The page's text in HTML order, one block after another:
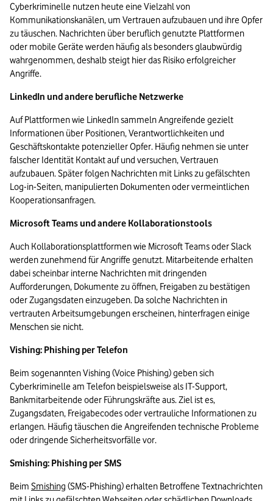
Cyberkriminelle nutzen heute eine Vielzahl von
Kommunikationskanälen, um Vertrauen aufzubauen und ihre Opfer
zu täuschen. Nachrichten über beruflich genutzte Plattformen
oder mobile Geräte werden häufig als besonders glaubwürdig
wahrgenommen, deshalb steigt hier das Risiko erfolgreicher
Angriffe.
LinkedIn und andere berufliche Netzwerke
Auf Plattformen wie LinkedIn sammeln Angreifende gezielt
Informationen über Positionen, Verantwortlichkeiten und
Geschäftskontakte potenzieller Opfer. Häufig nehmen sie unter
falscher Identität Kontakt auf und versuchen, Vertrauen
aufzubauen. Später folgen Nachrichten mit Links zu gefälschten
Log-in-Seiten, manipulierten Dokumenten oder vermeintlichen
Kooperationsanfragen.
Microsoft Teams und andere Kollaborationstools
Auch Kollaborationsplattformen wie Microsoft Teams oder Slack
werden zunehmend für Angriffe genutzt. Mitarbeitende erhalten
dabei scheinbar interne Nachrichten mit dringenden
Aufforderungen, Dokumente zu öffnen, Freigaben zu bestätigen
oder Zugangsdaten einzugeben. Da solche Nachrichten in
vertrauten Arbeitsumgebungen erscheinen, hinterfragen einige
Menschen sie nicht.
Vishing: Phishing per Telefon
Beim sogenannten Vishing (Voice Phishing) geben sich
Cyberkriminelle am Telefon beispielsweise als IT-Support,
Bankmitarbeitende oder Führungskräfte aus. Ziel ist es,
Zugangsdaten, Freigabecodes oder vertrauliche Informationen zu
erlangen. Häufig täuschen die Angreifenden technische Probleme
oder dringende Sicherheitsvorfälle vor.
Smishing: Phishing per SMS
Beim Smishing (SMS-Phishing) erhalten Betroffene Textnachrichten